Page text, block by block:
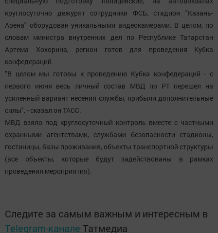
круглосуточно дежурят сотрудники ФСБ, стадион "Казань-
Арена" оборудован уникальными видеокамерами. В целом, по
словам министра внутренних дел по Республике Татарстан
Артема Хохорина, регион готов для проведения Кубка
конфедераций.
"В целом мы готовы к проведению Кубка конфедераций - с
первого июня весь личный состав МВД по РТ перешел на
усиленный вариант несения службы, прибыли дополнительные
силы", - сказал он ТАСС.
МВД взяло под круглосуточный контроль вместе с частными
охранными агентствами, службами безопасности стадионы,
гостиницы, базы проживания, объекты транспортной структуры
(все объекты, которые будут задействованы в рамках
проведения мероприятия).
Следите за самым важным и интересным в
Telegram-канале Татмедиа